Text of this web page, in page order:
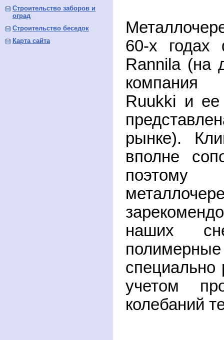
Строительство заборов и
оград
Строительство беседок
Карта сайта
60-х годах
Rannila (на
компания
Ruukki и ее
рынке).
вполне
наших
специально
учетом
колебаний